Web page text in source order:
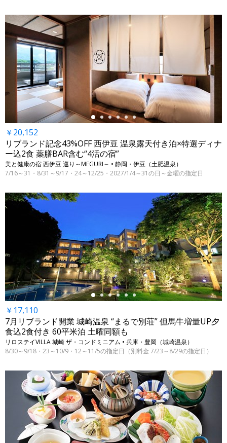
←
￥20,152
リブランド記念43%OFF 西伊豆 温泉露天付き泊×特選ディナ
ー込2食 薬膳BAR含む“4活の宿”
美と健康の宿 西伊豆 巡り～MEGURI～ • 静岡・伊豆（土肥温泉）
7/16～31・8/31～9/17・24～12/25・2027/1/4～31の日～金曜の指定日
￥17,110
7月リブランド開業 城崎温泉 “まるで別荘” 但馬牛増量UP夕
食込2食付き 60平米泊 土曜同額も
リロステイVILLA 城崎 ザ・コンドミニアム • 兵庫・豊岡（城崎温泉）
8/30～9/18・23～10/9・12～11/5の指定日（別料金 7/23～8/29の指定日）